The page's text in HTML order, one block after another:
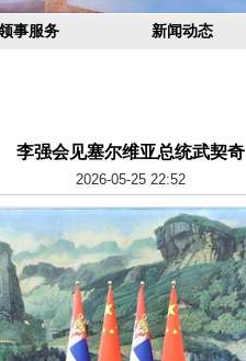
事服务 新闻动态
李强会见塞尔维亚总统武契奇
2026-05-25 22:52